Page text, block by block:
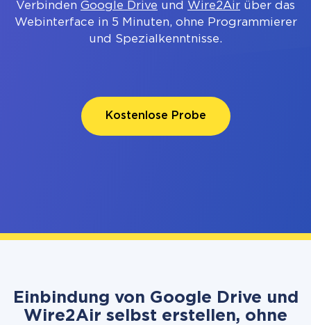
Verbinden Google Drive und Wire2Air über das
Webinterface in 5 Minuten, ohne Programmierer
und Spezialkenntnisse.
Kostenlose Probe
Einbindung von Google Drive und
Wire2Air selbst erstellen, ohne